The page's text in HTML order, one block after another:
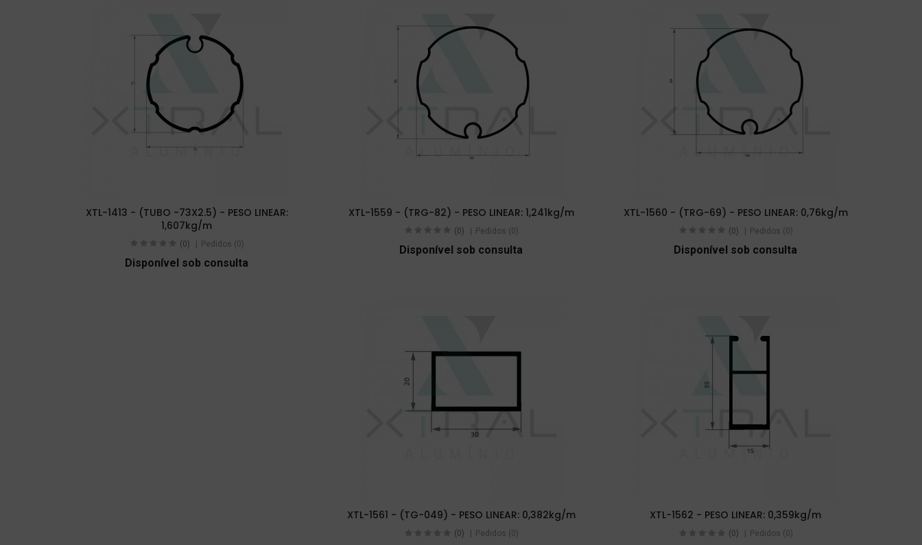
XTL-1413 - (TUBO -73X2.5) - PESO LINEAR:
1,607kg/m
(0) Pedidos (0)
Disponível sob consulta
XTL-1559 - (TRG-82) - PESO LINEAR: 1,241kg/m
(0) Pedidos (0)
Disponível sob consulta
XTL-1560 - (TRG-69) - PESO LINEAR: 0,76kg/m
(0) Pedidos (0)
Disponível sob consulta
XTL-1561 - (TG-049) - PESO LINEAR: 0,382kg/m
(0) Pedidos (0)
XTL-1562 - PESO LINEAR: 0,359kg/m
(0) Pedidos (0)